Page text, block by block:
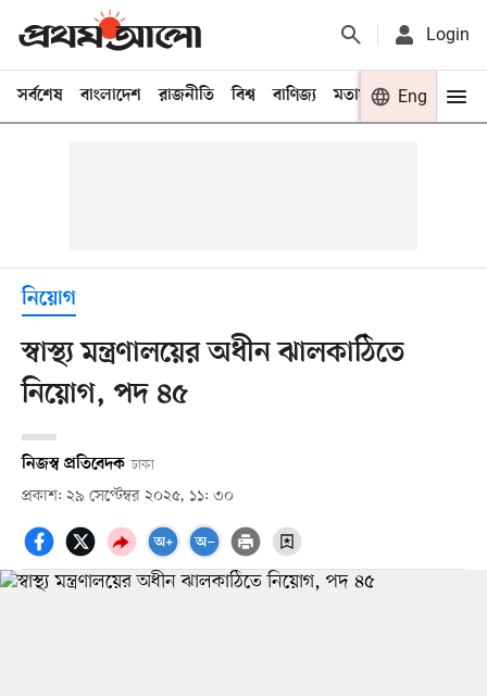
Login
সর্বশেষ বাংলাদেশ রাজনীতি বিশ্ব বাণিজ্য মতামত খেলা
Eng
নিয়োগ
স্বাস্থ্য মন্ত্রণালয়ের অধীন ঝালকাঠিতে
নিয়োগ, পদ ৪৫
নিজস্ব প্রতিবেদক ঢাকা
প্রকাশ: ২৯ সেপ্টেম্বর ২০২৫, ১১: ৩০